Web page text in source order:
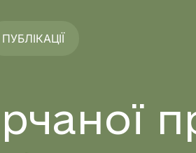
ПУБЛІКАЦІЇ